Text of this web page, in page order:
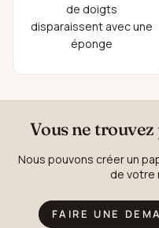
de doigts
disparaissent avec une
éponge
Vous ne
Nous pouvons créer un
de votre
FAIRE UNE